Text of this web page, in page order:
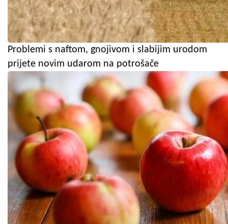
Problemi s naftom, gnojivom i slabijim urodom
prijete novim udarom na potrošače